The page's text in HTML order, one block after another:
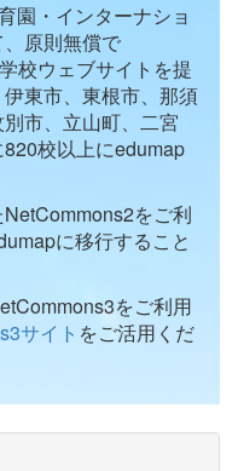
園・インターナショ
原則無償で
校ウェブサイトを提
東市、東根市、那須
市、立山町、二宮
校以上にedumap
をご利
に移行すること
をご利用
サイト をご活用くだ